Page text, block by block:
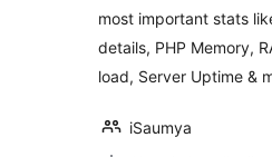
most important stats
details, PHP Memory,
load, Server Uptime &
iSaumya